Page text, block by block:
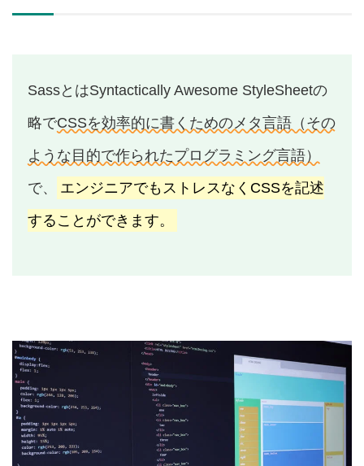
SassとはSyntactically Awesome StyleSheetの
略でCSSを効率的に書くためのメタ言語（その
ような目的で作られたプログラミング言語）
で、
エンジニアでもストレスなくCSSを記述
することができます。